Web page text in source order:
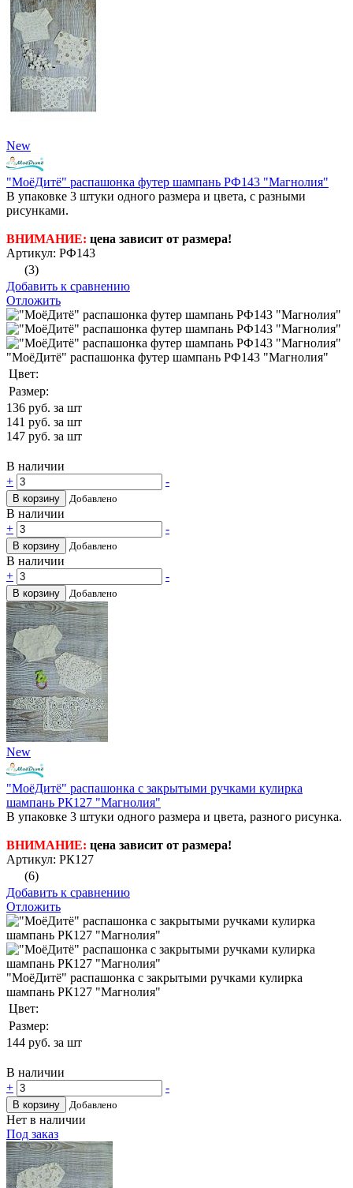
New
"МоёДитё" распашонка футер шампань РФ143 "Магнолия"
В упаковке 3 штуки одного размера и цвета, с разными
рисунками.
ВНИМАНИЕ: цена зависит от размера!
Артикул: РФ143
(3)
Добавить к сравнению
Отложить
"МоёДитё" распашонка футер шампань РФ143 "Магнолия"
Цвет:
Размер:
136 руб. за шт
141 руб. за шт
147 руб. за шт
В наличии
+
-
В корзину Добавлено
В наличии
+
-
В корзину Добавлено
В наличии
+
-
В корзину Добавлено
New
"МоёДитё" распашонка с закрытыми ручками кулирка
шампань РК127 "Магнолия"
В упаковке 3 штуки одного размера и цвета, разного рисунка.
ВНИМАНИЕ: цена зависит от размера!
Артикул: РК127
(6)
Добавить к сравнению
Отложить
"МоёДитё" распашонка с закрытыми ручками кулирка
шампань РК127 "Магнолия"
Цвет:
Размер:
144 руб. за шт
В наличии
+
-
В корзину Добавлено
Нет в наличии
Под заказ